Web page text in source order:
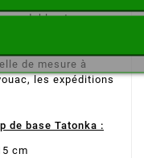
et sans
de mesure à
les expéditions
de base Tatonka :
cm